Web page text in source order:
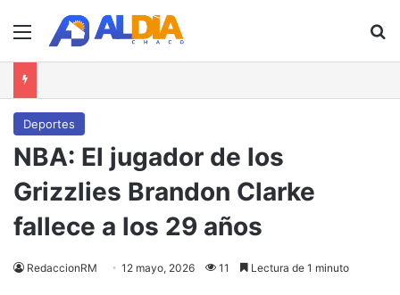
Menú
Deportes
NBA: El jugador de los
Grizzlies Brandon Clarke
fallece a los 29 años
RedaccionRM 12 mayo, 2026 11 Lectura de 1 minuto